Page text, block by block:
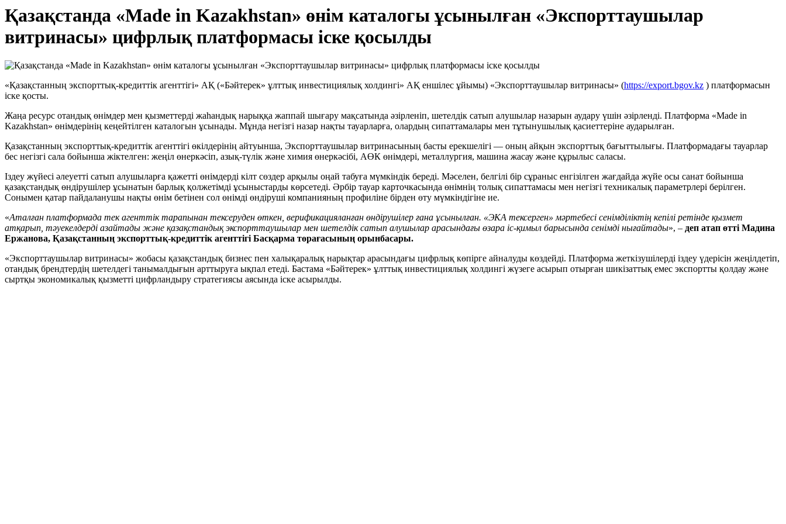
Қазақстанда «Made in Kazakhstan» өнім каталогы ұсынылған «Экспорттаушылар
витринасы» цифрлық платформасы іске қосылды
«Қазақстанның экспорттық-кредиттік агенттігі» АҚ («Бәйтерек» ұлттық инвестициялық холдингі» АҚ еншілес ұйымы) «Экспорттаушылар витринасы» (https://export.bgov.kz ) платформасын
іске қосты.
Жаңа ресурс отандық өнімдер мен қызметтерді жаһандық нарыққа жаппай шығару мақсатында әзірленіп, шетелдік сатып алушылар назарын аудару үшін әзірленді. Платформа «Made in
Kazakhstan» өнімдерінің кеңейтілген каталогын ұсынады. Мұнда негізгі назар нақты тауарларға, олардың сипаттамалары мен тұтынушылық қасиеттеріне аударылған.
Қазақстанның экспорттық-кредиттік агенттігі өкілдерінің айтуынша, Экспорттаушылар витринасының басты ерекшелігі — оның айқын экспорттық бағыттылығы. Платформадағы тауарлар
бес негізгі сала бойынша жіктелген: жеңіл өнеркәсіп, азық-түлік және химия өнеркәсібі, АӨК өнімдері, металлургия, машина жасау және құрылыс саласы.
Іздеу жүйесі әлеуетті сатып алушыларға қажетті өнімдерді кілт сөздер арқылы оңай табуға мүмкіндік береді. Мәселен, белгілі бір сұраныс енгізілген жағдайда жүйе осы санат бойынша
қазақстандық өндірушілер ұсынатын барлық қолжетімді ұсыныстарды көрсетеді. Әрбір тауар карточкасында өнімнің толық сипаттамасы мен негізгі техникалық параметрлері берілген.
Сонымен қатар пайдаланушы нақты өнім бетінен сол өнімді өндіруші компанияның профиліне бірден өту мүмкіндігіне ие.
«Аталған платформада тек агенттік тарапынан тексеруден өткен, верификацияланған өндірушілер ғана ұсынылған. «ЭКА тексерген» мәртебесі сенімділіктің кепілі ретінде қызмет
атқарып, тәуекелдерді азайтады және қазақстандық экспорттаушылар мен шетелдік сатып алушылар арасындағы өзара іс-қимыл барысында сенімді нығайтады», – деп атап өтті Мадина
Ержанова, Қазақстанның экспорттық-кредиттік агенттігі Басқарма төрағасының орынбасары.
«Экспорттаушылар витринасы» жобасы қазақстандық бизнес пен халықаралық нарықтар арасындағы цифрлық көпірге айналуды көздейді. Платформа жеткізушілерді іздеу үдерісін жеңілдетіп,
отандық брендтердің шетелдегі танымалдығын арттыруға ықпал етеді. Бастама «Бәйтерек» ұлттық инвестициялық холдингі жүзеге асырып отырған шикізаттық емес экспортты қолдау және
сыртқы экономикалық қызметті цифрландыру стратегиясы аясында іске асырылды.